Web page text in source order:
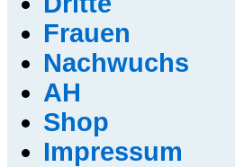
Frauen
Nachwuchs
AH
Shop
Impressum